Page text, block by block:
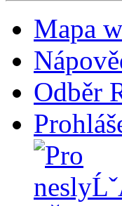
Mapa
Odběr